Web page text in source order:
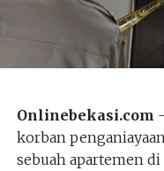
Onlinebekasi.com
korban
sebuah apartemen